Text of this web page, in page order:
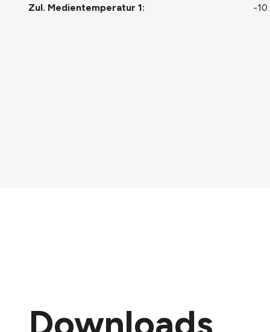
Zul. Medientemperatur 1: -
Downloads